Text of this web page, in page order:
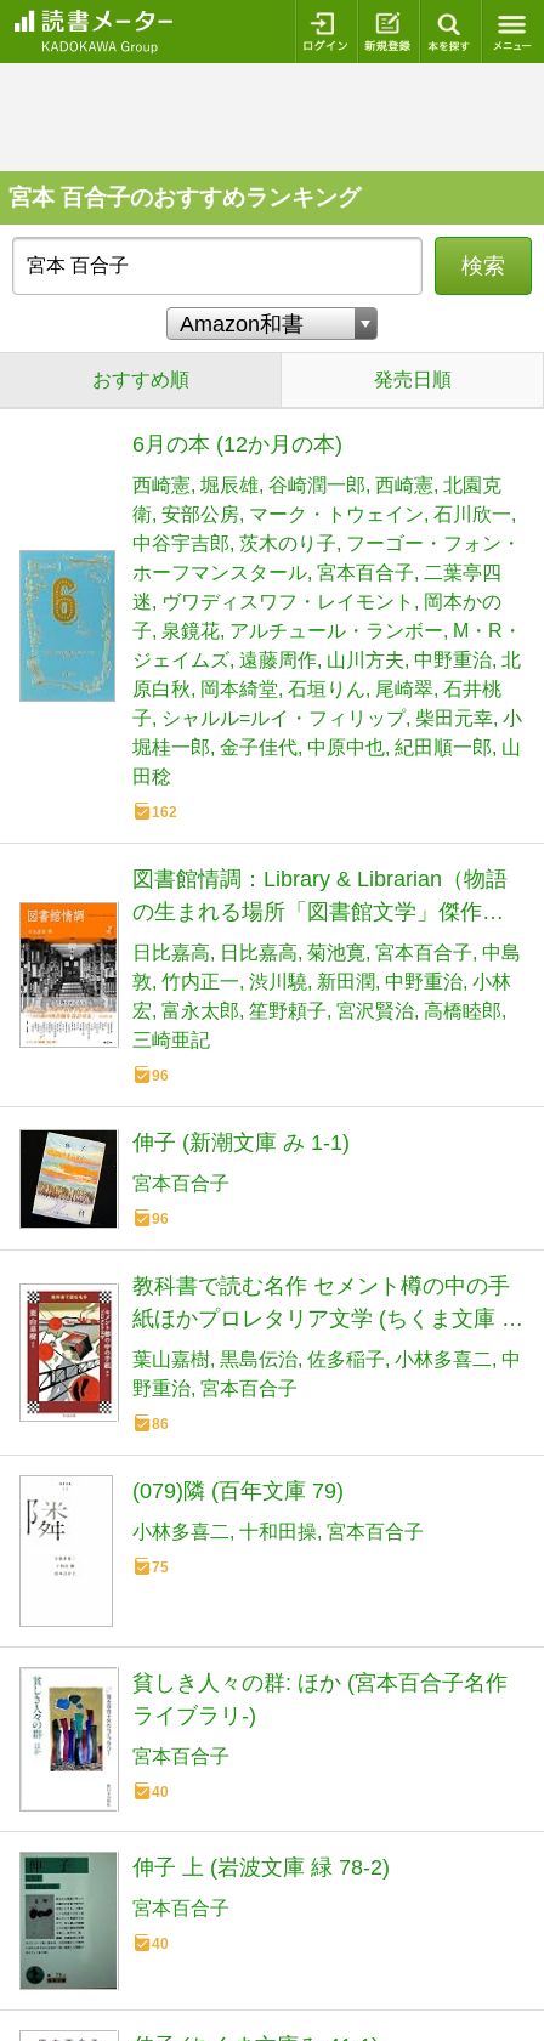
ログイン 新規登録
宮本 百合子のおすすめランキング
検索
おすすめ順 発売日順
6月の本 (12か月の本)
西崎憲 堀辰雄 谷崎潤一郎 西崎憲 北園克
衛 安部公房 マーク・トウェイン 石川欣一
中谷宇吉郎 茨木のり子 フーゴー・フォン・
ホーフマンスタール 宮本百合子
二葉亭四
迷
ヴワディスワフ・レイモント
岡本かの
子 泉鏡花 アルチュール・ランボー
M・R・
ジェイムズ 遠藤周作 山川方夫 中野重治 北
原白秋
岡本綺堂 石垣りん 尾崎翠 石井桃
子
シャルル=ルイ・フィリップ 柴田元幸 小
堀桂一郎 金子佳代 中原中也 紀田順一郎 山
田稔
162
図書館情調：Library & Librarian（物語
の生まれる場所「図書館文学」傑作
撰） (シリーズ紙礫)
日比嘉高 日比嘉高 菊池寛 宮本百合子 中島
敦 竹内正一 渋川驍 新田潤 中野重治 小林
宏 富永太郎 笙野頼子 宮沢賢治 高橋睦郎
三崎亜記
96
伸子 (新潮文庫 み 1-1)
宮本百合子
96
教科書で読む名作 セメント樽の中の手
紙ほかプロレタリア文学 (ちくま文庫 き
41-6 教科書で読む名作)
葉山嘉樹 黒島伝治 佐多稲子 小林多喜二 中
野重治 宮本百合子
86
(079)隣 (百年文庫 79)
小林多喜二 十和田操 宮本百合子
75
貧しき人々の群: ほか (宮本百合子名作
ライブラリ-)
宮本百合子
40
伸子 上 (岩波文庫 緑 78-2)
宮本百合子
40